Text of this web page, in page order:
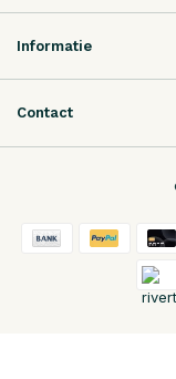
Informatie
Contact